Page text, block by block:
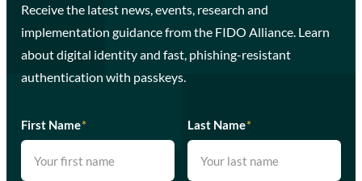
Receive the latest news, events, research and
implementation guidance from the FIDO Alliance. Learn
about digital identity and fast, phishing-resistant
authentication with passkeys.
First Name* Last Name*